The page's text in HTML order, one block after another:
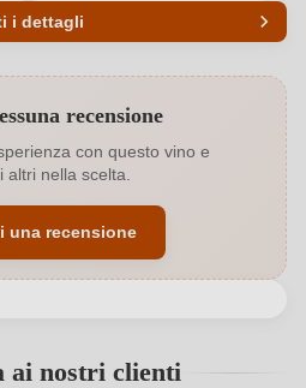
i dettagli
Antipasti, Formaggi, Frutti di mare
2022
Bianco
recensione
con questo vino e
altri nella scelta.
una recensione
ai nostri clienti